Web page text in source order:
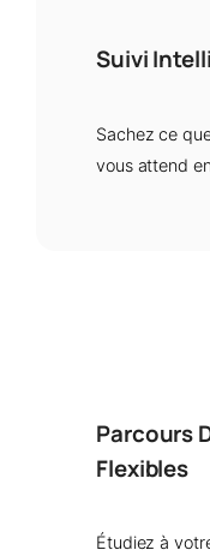
Suivi
Sachez ce
vous attend
Parcours
Flexibles
Étudiez à